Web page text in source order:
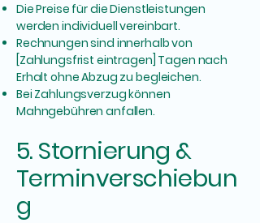
Die Preise für die Dienstleistungen
werden individuell vereinbart.
Rechnungen sind innerhalb von
[Zahlungsfrist eintragen] Tagen nach
Erhalt ohne Abzug zu begleichen.
Bei Zahlungsverzug können
Mahngebühren anfallen.
5. Stornierung &
Terminverschiebun
g